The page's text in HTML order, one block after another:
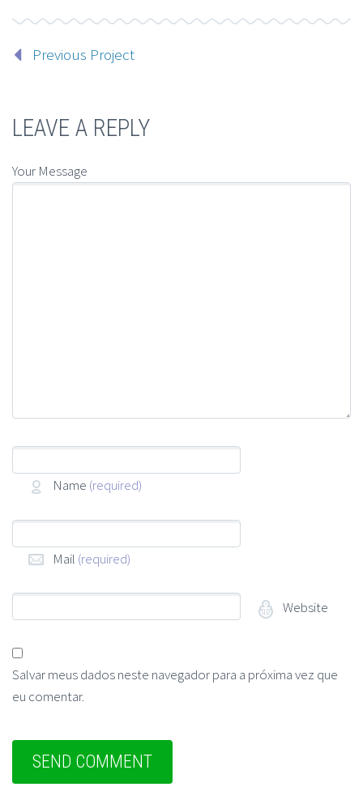
Previous Project
LEAVE A REPLY
Your Message
Name (required)
Mail (required)
Website
Salvar meus dados neste navegador para a próxima vez que
eu comentar.